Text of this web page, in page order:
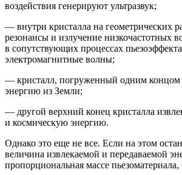
воздействия генерируют ультразвук;
— внутри кристалла на геометрических
резонансы и излучение низкочастотных
в сопутствующих процессах
электромагнитные волны;
— кристалл, погруженный одним концом
энергию из Земли;
— другой верхний конец кристалла
и космическую энергию.
Однако это еще не все. Если на этом
величина извлекаемой и передаваемой
пропорциональная массе